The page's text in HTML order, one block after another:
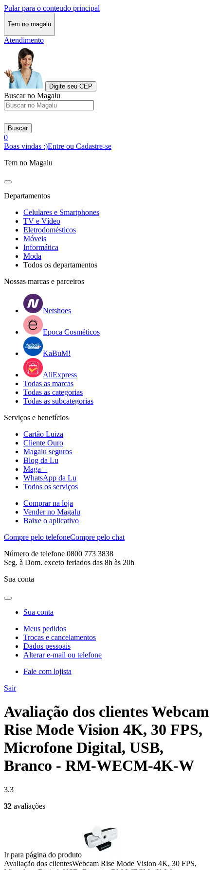
Pular para o conteudo principal
Tem no magalu
Atendimento
Digite seu CEP
Buscar no Magalu
Buscar
0
Boas vindas :)Entre ou Cadastre-se
Tem no Magalu
Departamentos
Celulares e Smartphones
TV e Vídeo
Eletrodomésticos
Móveis
Informática
Moda
Todos os departamentos
Nossas marcas e parceiros
Netshoes
Epoca Cosméticos
KaBuM!
AliExpress
Todas as marcas
Todas as categorias
Todas as subcategorias
Serviços e benefícios
Cartão Luiza
Cliente Ouro
Magalu seguros
Blog da Lu
Maga +
WhatsApp da Lu
Todos os serviços
Comprar na loja
Vender no Magalu
Baixe o aplicativo
Compre pelo telefoneCompre pelo chat
Número de telefone 0800 773 3838
Seg. à Dom. exceto feriados das 8h às 20h
Sua conta
Sua conta
Meus pedidos
Trocas e cancelamentos
Dados pessoais
Alterar e-mail ou telefone
Fale com lojista
Sair
Avaliação dos clientes Webcam
Rise Mode Vision 4K, 30 FPS,
Microfone Digital, USB,
Branco - RM-WECM-4K-W
3.3
32 avaliações
Ir para página do produto
Avaliação dos clientesWebcam Rise Mode Vision 4K, 30 FPS,